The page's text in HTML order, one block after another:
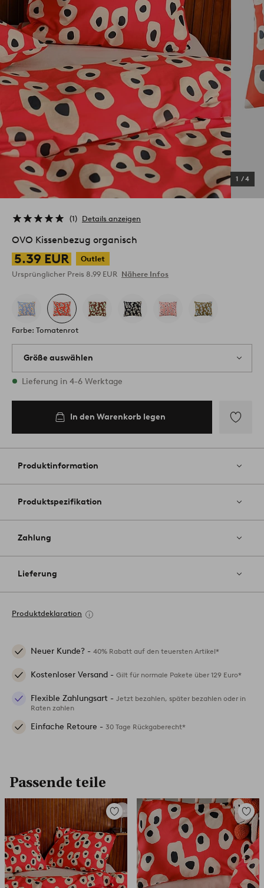
1 /4
1 Details anzeigen
OVO Kissenbezug organisch
5.39 EUR
Outlet
Ursprünglicher Preis 8.99 EUR Nähere Infos
Farbe: Tomatenrot
Größe auswählen
Alle Größen vorrätig
Lieferung in 4-6 Werktage
In den
In den Warenkorb legen
Favoriten
Produktinformation
Produktspezifikation
Zahlung
Lieferung
Produktdeklaration
Neuer Kunde? - 40% Rabatt auf den teuersten Artikel*
Kostenloser Versand - Gilt für normale Pakete über 129 Euro*
Flexible Zahlungsart - Jetzt bezahlen, später bezahlen oder in
Raten zahlen
Einfache Retoure - 30 Tage Rückgaberecht*
Passende teile
Zu
Favoriten
hinzufügen
Zu